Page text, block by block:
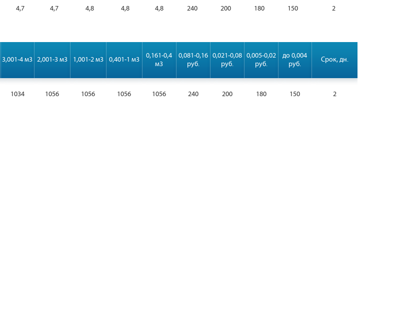
4,7 4,7 4,8 4,8 4,8 240 200 180 150 2
3,001-4 м3 2,001-3 м3 1,001-2 м3 0,401-1 м3
0,161-0,4
м3
0,081-0,16
руб.
0,021-0,08
руб.
0,005-0,02
руб.
до 0,004
руб.
Срок, дн.
1034 1056 1056 1056 1056 240 200 180 150 2